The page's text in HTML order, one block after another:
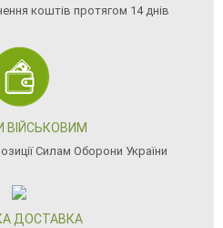
коштів протягом 14 днів
ВІЙСЬКОВИМ
Силам Оборони України
ДОСТАВКА